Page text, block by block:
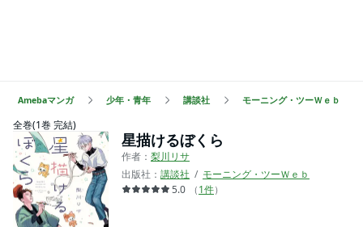
Amebaマンガ 少年・青年 講談社 モーニング・ツーＷｅｂ
全巻(1巻 完結)
星描けるぼくら
作者： 梨川リサ
出版社： 講談社
モーニング・ツーＷｅｂ
5.0
（1件）